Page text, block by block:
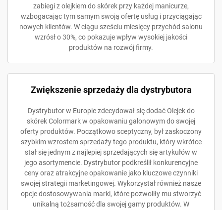
zabiegi z olejkiem do skórek przy każdej manicurze,
wzbogacając tym samym swoją ofertę usług i przyciągając
nowych klientów. W ciągu sześciu miesięcy przychód salonu
wzrósł o 30%, co pokazuje wpływ wysokiej jakości
produktów na rozwój firmy.
Zwiększenie sprzedaży dla dystrybutora
Dystrybutor w Europie zdecydował się dodać Olejek do
skórek Colormark w opakowaniu galonowym do swojej
oferty produktów. Początkowo sceptyczny, był zaskoczony
szybkim wzrostem sprzedaży tego produktu, który wkrótce
stał się jednym z najlepiej sprzedających się artykułów w
jego asortymencie. Dystrybutor podkreślił konkurencyjne
ceny oraz atrakcyjne opakowanie jako kluczowe czynniki
swojej strategii marketingowej. Wykorzystał również nasze
opcje dostosowywania marki, które pozwoliły mu stworzyć
unikalną tożsamość dla swojej gamy produktów. W